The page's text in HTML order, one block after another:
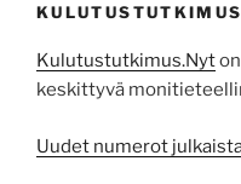
Kulutustutkimus.Nyt
keskittyvä
Uudet numerot